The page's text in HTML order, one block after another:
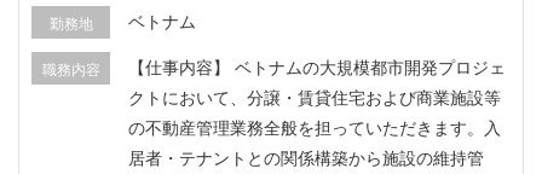
勤務地 ベトナム
職務内容
【仕事内容】 ベトナムの大規模都市開発プロジェ
クトにおいて、分譲・賃貸住宅および商業施設等
の不動産管理業務全般を担っていただきます。入
居者・テナントとの関係構築から施設の維持管